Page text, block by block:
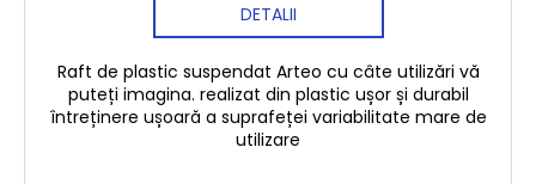
DETALII
Raft de plastic suspendat Arteo cu câte utilizări vă
puteți imagina. realizat din plastic ușor și durabil
întreținere ușoară a suprafeței variabilitate mare de
utilizare